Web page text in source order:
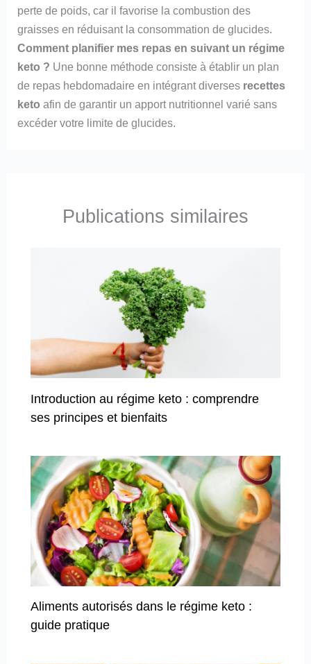
perte de poids, car il favorise la combustion des
graisses en réduisant la consommation de glucides.
Comment planifier mes repas en suivant un régime
keto ? Une bonne méthode consiste à établir un plan
de repas hebdomadaire en intégrant diverses recettes
keto afin de garantir un apport nutritionnel varié sans
excéder votre limite de glucides.
Publications similaires
Introduction au régime keto : comprendre
ses principes et bienfaits
Aliments autorisés dans le régime keto :
guide pratique